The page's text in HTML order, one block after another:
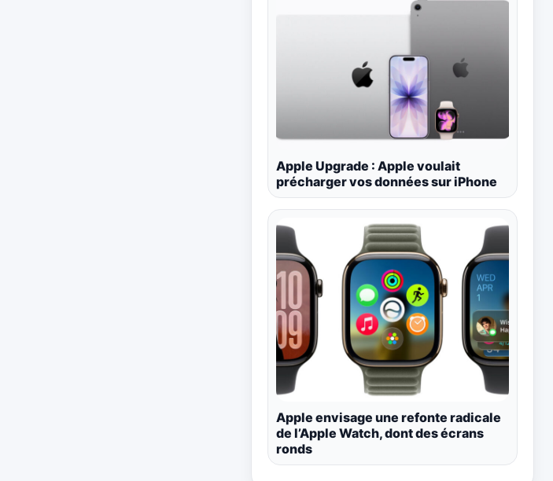
Apple Upgrade : Apple voulait
précharger vos données sur iPhone
Apple envisage une refonte radicale
de l’Apple Watch, dont des écrans
ronds